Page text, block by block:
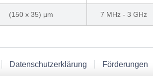
(150 x 35) µm 7 MHz - 3 GHz
Datenschutzerklärung Förderungen